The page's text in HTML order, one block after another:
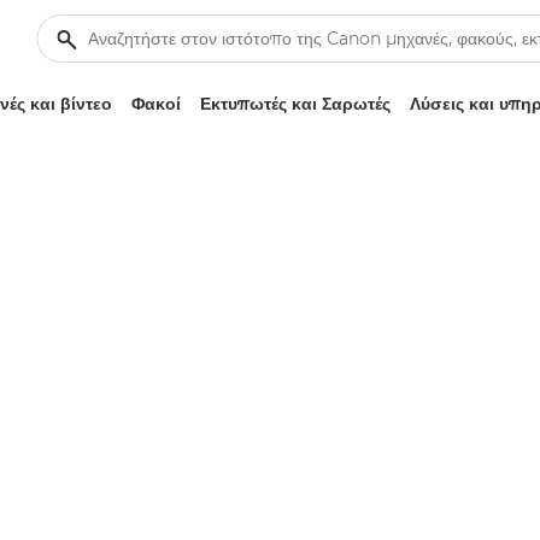
και βίντεο Φακοί Εκτυπωτές και Σαρωτές Λύσεις και